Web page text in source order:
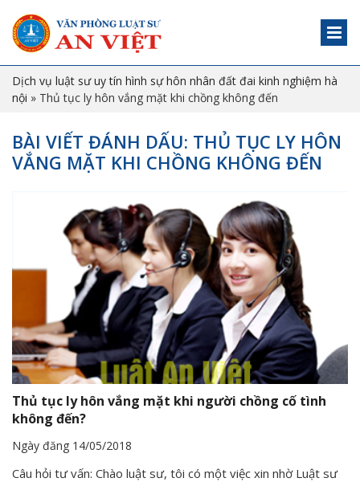
Dịch vụ luật sư uy tín hình sự hôn nhân đất đai kinh nghiệm hà
nội » Thủ tục ly hôn vắng mặt khi chồng không đến
BÀI VIẾT ĐÁNH DẤU: THỦ TỤC LY HÔN
VẮNG MẶT KHI CHỒNG KHÔNG ĐẾN
Thủ tục ly hôn vắng mặt khi người chồng cố tình
không đến?
Ngày đăng 14/05/2018
Câu hỏi tư vấn: Chào luật sư, tôi có một việc xin nhờ Luật sư